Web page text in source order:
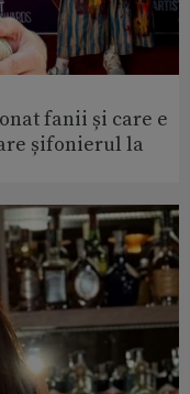
fanii și care e
șifonierul la